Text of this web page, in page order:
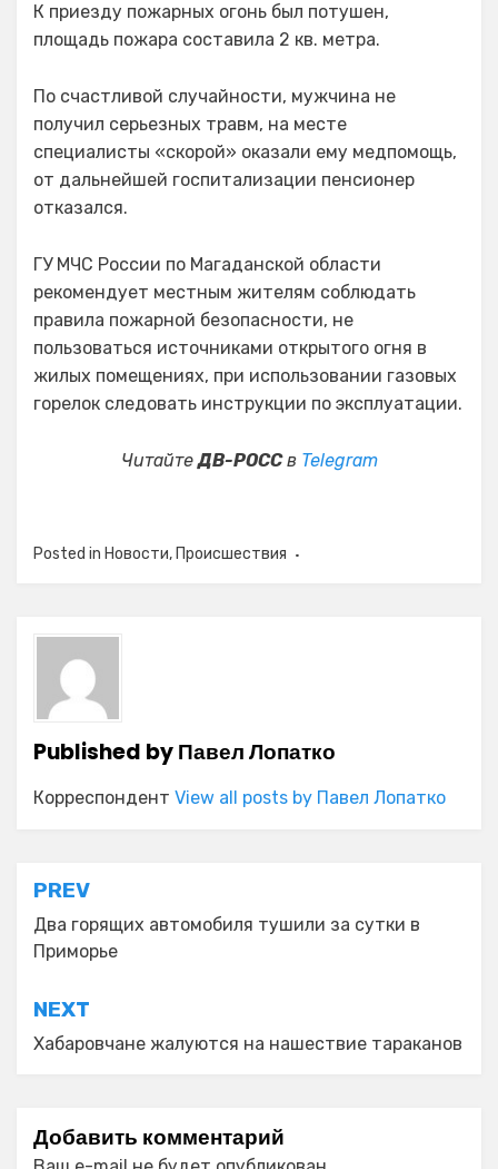
К приезду пожарных огонь был потушен,
площадь пожара составила 2 кв. метра.
По счастливой случайности, мужчина не
получил серьезных травм, на месте
специалисты «скорой» оказали ему медпомощь,
от дальнейшей госпитализации пенсионер
отказался.
ГУ МЧС России по Магаданской области
рекомендует местным жителям соблюдать
правила пожарной безопасности, не
пользоваться источниками открытого огня в
жилых помещениях, при использовании газовых
горелок следовать инструкции по эксплуатации.
ЧитайтеДВ-РОССв Telegram
Posted in Новости, Происшествия
Published byПавел Лопатко
Корреспондент View all posts by Павел Лопатко
Навигация
по
записям
PREV
Два горящих автомобиля тушили за сутки в
Приморье
NEXT
Хабаровчане жалуются на нашествие тараканов
Добавить комментарий